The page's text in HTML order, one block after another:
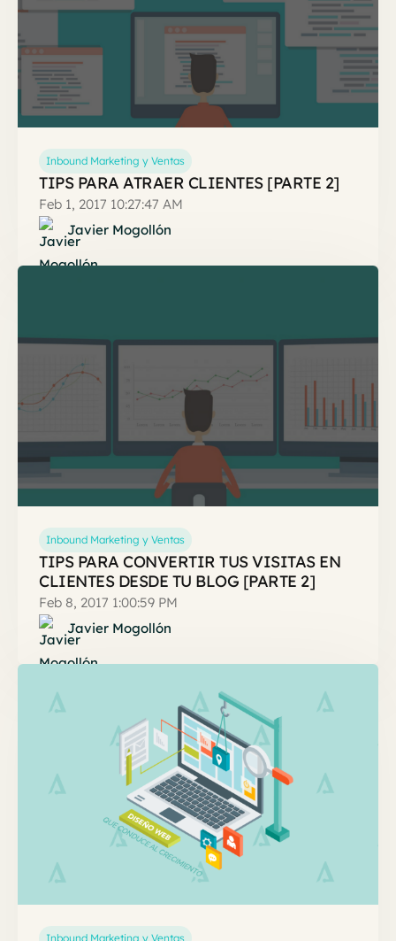
Inbound Marketing y Ventas
TIPS PARA ATRAER CLIENTES [PARTE 2]
Feb 1, 2017 10:27:47 AM
Javier Mogollón
Inbound Marketing y Ventas
TIPS PARA CONVERTIR TUS VISITAS EN
CLIENTES DESDE TU BLOG [PARTE 2]
Feb 8, 2017 1:00:59 PM
Javier Mogollón
Inbound Marketing y Ventas